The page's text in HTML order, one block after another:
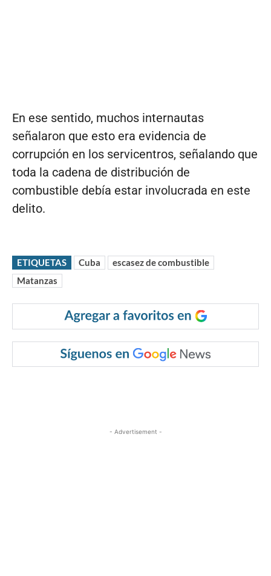
En ese sentido, muchos internautas
señalaron que esto era evidencia de
corrupción en los servicentros, señalando que
toda la cadena de distribución de
combustible debía estar involucrada en este
delito.
ETIQUETAS Cuba
escasez de combustible
Matanzas
- Advertisement -